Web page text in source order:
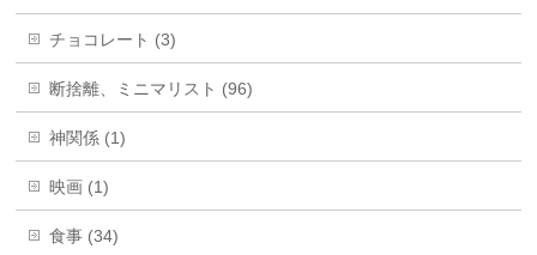
チョコレート (3)
断捨離、ミニマリスト (96)
神関係 (1)
映画 (1)
食事 (34)